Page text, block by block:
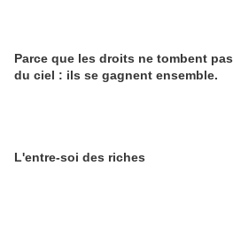
Parce que les droits ne tombent pas
du ciel : ils se gagnent ensemble.
L'entre-soi des riches